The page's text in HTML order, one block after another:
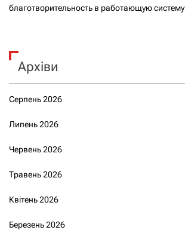
благотворительность в работающую систему
Архіви
Серпень 2026
Липень 2026
Червень 2026
Травень 2026
Квітень 2026
Березень 2026